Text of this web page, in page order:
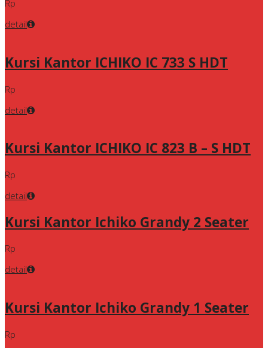
Rp
detail
Kursi Kantor ICHIKO IC 733 S HDT
Rp
detail
Kursi Kantor ICHIKO IC 823 B – S HDT
Rp
detail
Kursi Kantor Ichiko Grandy 2 Seater
Rp
detail
Kursi Kantor Ichiko Grandy 1 Seater
Rp